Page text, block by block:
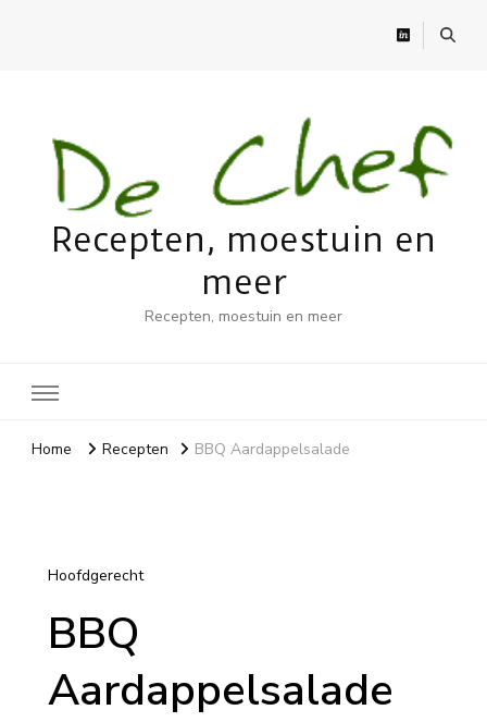
Recepten, moestuin en
meer
Recepten, moestuin en meer
Home Recepten BBQ Aardappelsalade
Hoofdgerecht
BBQ
Aardappelsalade